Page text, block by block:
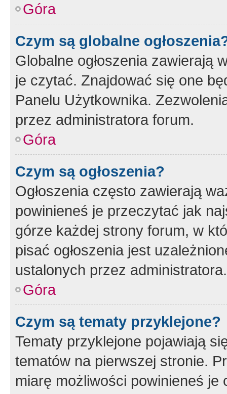
Góra
Czym są globalne
Globalne ogłoszenia zawierają
je czytać. Znajdować się one
Panelu Użytkownika.
przez administratora forum.
Góra
Czym są ogłoszenia?
Ogłoszenia często zawierają
powinieneś je przeczytać jak
górze każdej strony forum, w
pisać ogłoszenia jest
ustalonych przez administratora.
Góra
Czym są tematy przyklejone?
Tematy przyklejone pojawiają
tematów na pierwszej stronie.
miarę możliwości powinieneś je